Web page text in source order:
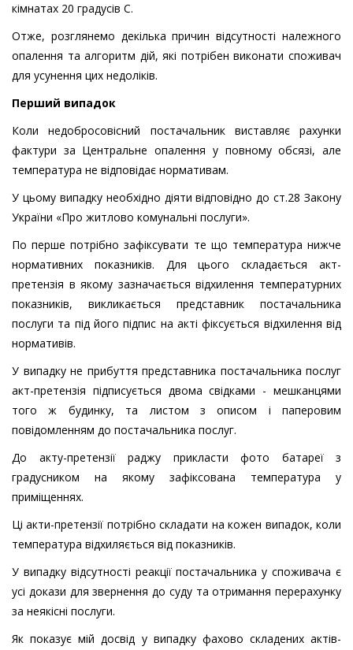
кімнатах 20 градусів С.
Отже, розглянемо декілька причин відсутності належного
опалення та алгоритм дій, які потрібен виконати споживач
для усунення цих недоліків.
Перший випадок
Коли недобросовісний постачальник виставляє рахунки
фактури за Центральне опалення у повному обсязі, але
температура не відповідає нормативам.
У цьому випадку необхідно діяти відповідно до ст.28 Закону
України «Про житлово комунальні послуги».
По перше потрібно зафіксувати те що температура нижче
нормативних показників. Для цього складається акт-
претензія в якому зазначається відхилення температурних
показників, викликається представник постачальника
послуги та під його підпис на акті фіксується відхилення від
нормативів.
У випадку не прибуття представника постачальника послуг
акт-претензія підписується двома свідками - мешканцями
того ж будинку, та листом з описом і паперовим
повідомленням до постачальника послуг.
До акту-претензії раджу прикласти фото батареї з
градусником на якому зафіксована температура у
приміщеннях.
Ці акти-претензії потрібно складати на кожен випадок, коли
температура відхиляється від показників.
У випадку відсутності реакції постачальника у споживача є
усі докази для звернення до суду та отримання перерахунку
за неякісні послуги.
Як показує мій досвід у випадку фахово складених актів-